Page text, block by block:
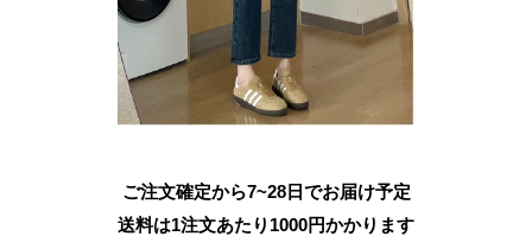
ご注文確定から7~28日でお届け予定
送料は1注文あたり 1000円かかります